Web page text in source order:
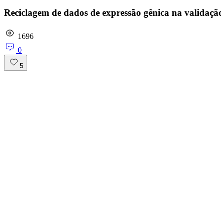
Reciclagem de dados de expressão gênica na
1696
0
5